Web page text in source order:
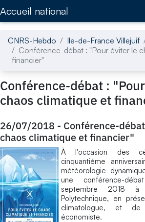
Accueil national
CNRS-Hebdo Ile-de-France Villejuif
Conférence-débat : "Pour éviter le
financier"
Conférence-débat :
chaos climatique et
26/07/2018 - Conférence-
chaos climatique et financier"
À l'occasion des
cinquantième
météorologie
une conférence-
septembre 2018
Polytechnique, en
climatologue, et de
économiste.